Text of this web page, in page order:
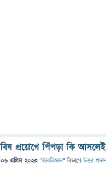
বিষ প্রয়োগে পিঁপড়া কি
06 এপ্রিল 2023 "জীববিজ্ঞান" বিভাগে উত্তর প্রদান